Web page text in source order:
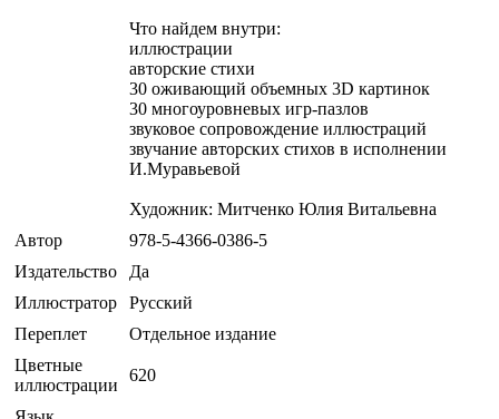
Что найдем внутри:
иллюстрации
авторские стихи
30 оживающий объемных 3D картинок
30 многоуровневых игр-пазлов
звуковое сопровождение иллюстраций
звучание авторских стихов в исполнении
И.Муравьевой
Художник: Митченко Юлия Витальевна
Автор
978-5-4366-0386-5
Издательство
Да
Иллюстратор
Русский
Переплет
Отдельное издание
Цветные
иллюстрации
620